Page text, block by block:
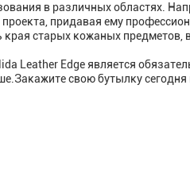
в различных областях.
придавая ему
старых кожаных предметов,
Leather Edge является
свою бутылку сегодня